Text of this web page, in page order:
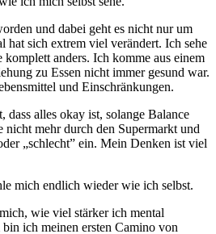
und dabei geht es nicht nur um
hat sich extrem viel verändert. Ich sehe
komplett anders. Ich komme aus einem
zu Essen nicht immer gesund war.
und Einschränkungen.
dass alles okay ist, solange Balance
mehr durch den Supermarkt und
„schlecht” ein. Mein Denken ist viel
mich endlich wieder wie ich selbst.
wie viel stärker ich mental
ich meinen ersten Camino von